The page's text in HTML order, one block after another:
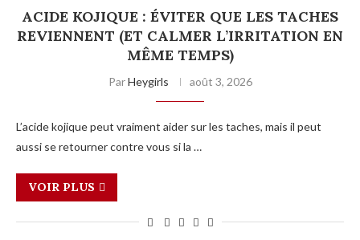
ACIDE KOJIQUE : ÉVITER QUE LES TACHES
REVIENNENT (ET CALMER L’IRRITATION EN
MÊME TEMPS)
ParHeygirls août 3, 2026
L’acide kojique peut vraiment aider sur les taches, mais il peut
aussi se retourner contre vous si la …
VOIR PLUS